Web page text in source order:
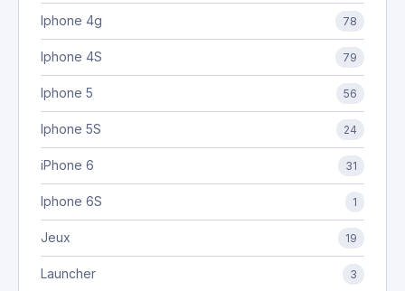
Iphone 4g 78
Iphone 4S 79
Iphone 5 56
Iphone 5S 24
iPhone 6 31
Iphone 6S 1
Jeux 19
Launcher 3